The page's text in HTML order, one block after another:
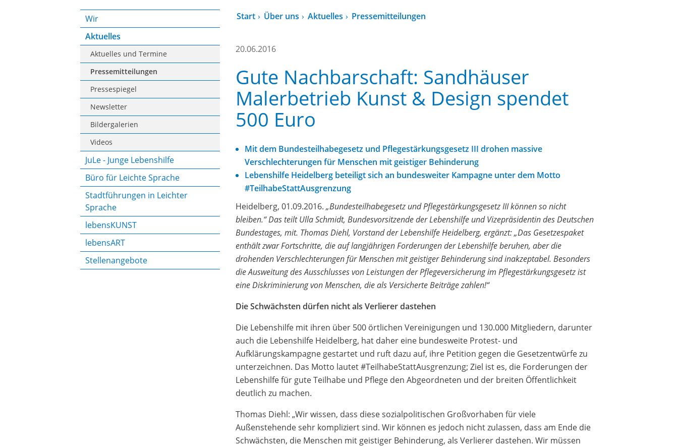
Wir
Aktuelles
Aktuelles und Termine
Pressemitteilungen
Pressespiegel
Newsletter
Bildergalerien
Videos
JuLe - Junge Lebenshilfe
Büro für Leichte Sprache
Stadtführungen in Leichter
Sprache
lebensKUNST
lebensART
Stellenangebote
Start Über uns Aktuelles Pressemitteilungen
20.06.2016
Gute Nachbarschaft: Sandhäuser
Malerbetrieb Kunst & Design spendet
500 Euro
Mit dem Bundesteilhabegesetz und Pflegestärkungsgesetz III drohen massive
Verschlechterungen für Menschen mit geistiger Behinderung
Lebenshilfe Heidelberg beteiligt sich an bundesweiter Kampagne unter dem Motto
#TeilhabeStattAusgrenzung
Heidelberg, 01.09.2016. „Bundesteilhabegesetz und Pflegestärkungsgesetz III können so nicht
bleiben.“ Das teilt Ulla Schmidt, Bundesvorsitzende der Lebenshilfe und Vizepräsidentin des Deutschen
Bundestages, mit. Thomas Diehl, Vorstand der Lebenshilfe Heidelberg, ergänzt: „Das Gesetzespaket
enthält zwar Fortschritte, die auf langjährigen Forderungen der Lebenshilfe beruhen, aber die
drohenden Verschlechterungen für Menschen mit geistiger Behinderung sind inakzeptabel. Besonders
die Ausweitung des Ausschlusses von Leistungen der Pflegeversicherung im Pflegestärkungsgesetz ist
eine Diskriminierung von Menschen, die als Versicherte Beiträge zahlen!“
Die Schwächsten dürfen nicht als Verlierer dastehen
Die Lebenshilfe mit ihren über 500 örtlichen Vereinigungen und 130.000 Mitgliedern, darunter
auch die Lebenshilfe Heidelberg, hat daher eine bundesweite Protest- und
Aufklärungskampagne gestartet und ruft dazu auf, ihre Petition gegen die Gesetzentwürfe zu
unterzeichnen. Das Motto lautet #TeilhabeStattAusgrenzung; Ziel ist es, die Forderungen der
Lebenshilfe für gute Teilhabe und Pflege den Abgeordneten und der breiten Öffentlichkeit
deutlich zu machen.
Thomas Diehl: „Wir wissen, dass diese sozialpolitischen Großvorhaben für viele
Außenstehende sehr kompliziert sind. Wir können es jedoch nicht zulassen, dass am Ende die
Schwächsten, die Menschen mit geistiger Behinderung, als Verlierer dastehen. Wir müssen